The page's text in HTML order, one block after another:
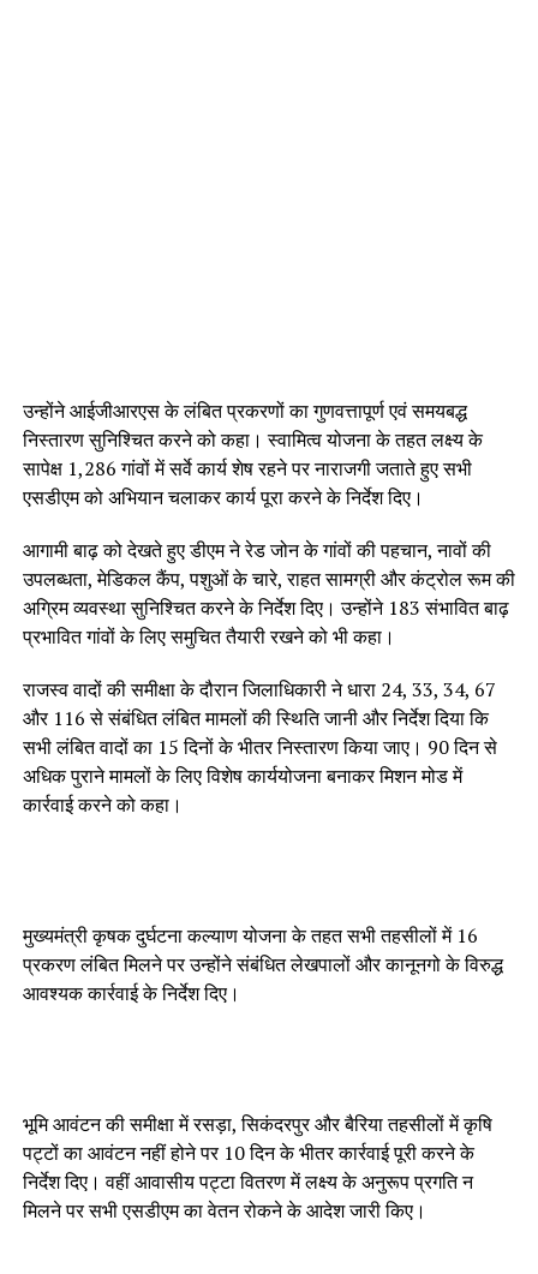
उन्होंने आईजीआरएस के लंबित प्रकरणों का गुणवत्तापूर्ण एवं समयबद्ध
निस्तारण सुनिश्चित करने को कहा। स्वामित्व योजना के तहत लक्ष्य के
सापेक्ष 1,286 गांवों में सर्वे कार्य शेष रहने पर नाराजगी जताते हुए सभी
एसडीएम को अभियान चलाकर कार्य पूरा करने के निर्देश दिए।
आगामी बाढ़ को देखते हुए डीएम ने रेड जोन के गांवों की पहचान, नावों की
उपलब्धता, मेडिकल कैंप, पशुओं के चारे, राहत सामग्री और कंट्रोल रूम की
अग्रिम व्यवस्था सुनिश्चित करने के निर्देश दिए। उन्होंने 183 संभावित बाढ़
प्रभावित गांवों के लिए समुचित तैयारी रखने को भी कहा।
राजस्व वादों की समीक्षा के दौरान जिलाधिकारी ने धारा 24, 33, 34, 67
और 116 से संबंधित लंबित मामलों की स्थिति जानी और निर्देश दिया कि
सभी लंबित वादों का 15 दिनों के भीतर निस्तारण किया जाए। 90 दिन से
अधिक पुराने मामलों के लिए विशेष कार्ययोजना बनाकर मिशन मोड में
कार्रवाई करने को कहा।
मुख्यमंत्री कृषक दुर्घटना कल्याण योजना के तहत सभी तहसीलों में 16
प्रकरण लंबित मिलने पर उन्होंने संबंधित लेखपालों और कानूनगो के विरुद्ध
आवश्यक कार्रवाई के निर्देश दिए।
भूमि आवंटन की समीक्षा में रसड़ा, सिकंदरपुर और बैरिया तहसीलों में कृषि
पट्टों का आवंटन नहीं होने पर 10 दिन के भीतर कार्रवाई पूरी करने के
निर्देश दिए। वहीं आवासीय पट्टा वितरण में लक्ष्य के अनुरूप प्रगति न
मिलने पर सभी एसडीएम का वेतन रोकने के आदेश जारी किए।